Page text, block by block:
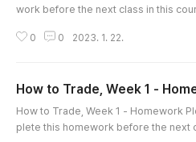
work before the next class in this
to borrow against the value of
기지는 주택을 구매할 때 빌리는 돈이고 본드
0 0 2023. 1. 22.
How to Trade, Week 1 -
How to Trade, Week 1 - Homework
plete this homework before the next